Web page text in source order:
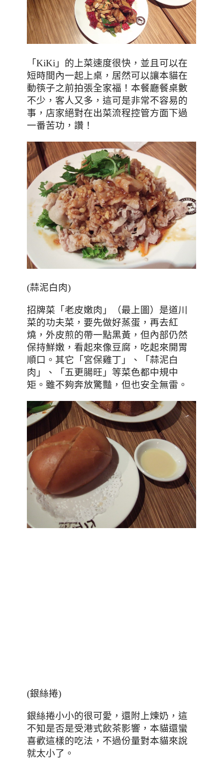
「 KiKi 」的上菜速度很快，並且可以在
短時間內一起上桌， 居然可以讓本貓在
動筷子之前拍張全家福！本餐廳餐桌數
不少，客人又多，這可是非常不容易的
事，店家絕對在出菜流程控管方面下過
一番苦功，讚！
(蒜泥白肉)
招牌菜「老皮嫩肉」 （最上圖） 是道川
菜的功夫菜，要先做好蒸蛋，再去紅
燒，外皮煎的帶一點黑黃，但內部仍然
保持鮮嫩，看起來像豆腐，吃起來開胃
順口。其它「宮保雞丁」、「蒜泥白
肉」
、「五更腸旺」 等菜色都中規中
矩。雖不夠奔放驚豔 ，但也安全無雷。
(銀絲捲)
銀絲捲小小的很可愛，還附上煉奶，這
不知是否是受港式飲茶影響，本貓還蠻
喜歡這樣的吃法，不過份量對本貓來說
就太小了。